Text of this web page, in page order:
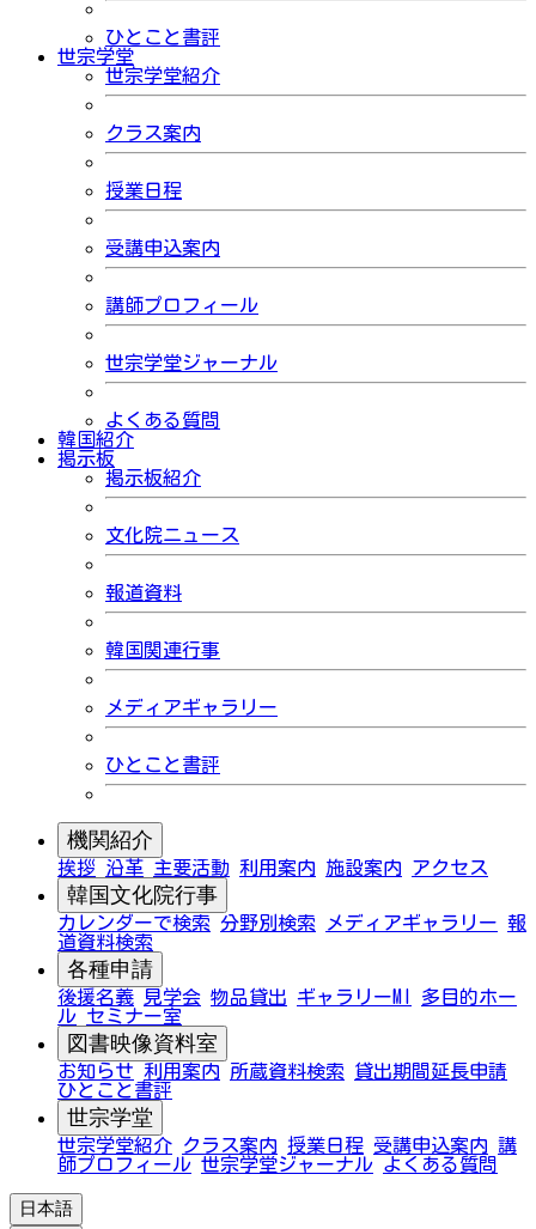
ひとこと書評
世宗学堂
世宗学堂紹介
クラス案内
授業日程
受講申込案内
講師プロフィール
世宗学堂ジャーナル
よくある質問
韓国紹介
掲示板
掲示板紹介
文化院ニュース
報道資料
韓国関連行事
メディアギャラリー
ひとこと書評
機関紹介
挨拶 沿革 主要活動 利用案内 施設案内 アクセス
韓国文化院行事
カレンダーで検索 分野別検索 メディアギャラリー 報
道資料検索
各種申請
後援名義 見学会 物品貸出 ギャラリーMI
多目的ホー
ル セミナー室
図書映像資料室
お知らせ 利用案内 所蔵資料検索
貸出期間延長申請
ひとこと書評
世宗学堂
世宗学堂紹介 クラス案内 授業日程 受講申込案内 講
師プロフィール 世宗学堂ジャーナル よくある質問
日本語